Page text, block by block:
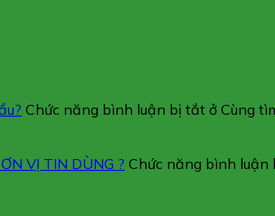
Chức năng bình luận bị tắt ở Cùng
VỊ TIN DÙNG ? Chức năng bình luận